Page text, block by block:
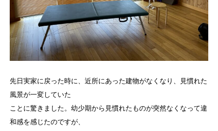
先日実家に戻った時に、近所にあった建物がなくなり、見慣れた
風景が一変していた
ことに驚きました。幼少期から見慣れたものが突然なくなって違
和感を感じたのですが、